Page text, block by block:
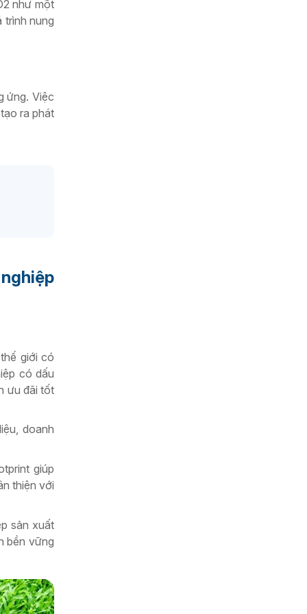
như một
trình nung
ứng. Việc
ra phát
giới có
có dấu
ưu đãi tốt
doanh
giúp
thiện với
sản xuất
bền vững